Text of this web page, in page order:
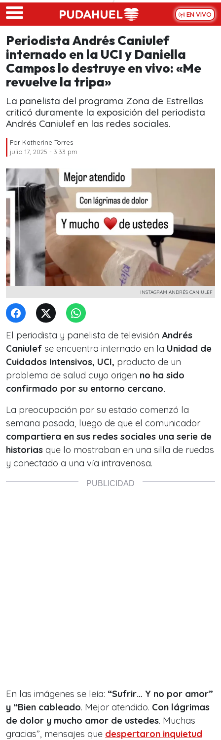
Skip to main content
EN VIVO
Periodista Andrés Caniulef
internado en la UCI y Daniella
Campos lo destruye en vivo: «Me
revuelve la tripa»
La panelista del programa Zona de Estrellas
criticó duramente la exposición del periodista
Andrés Caniulef en las redes sociales.
Por Katherine Torres
julio 17, 2025 - 3:33 pm
INSTAGRAM ANDRÉS CANIULEF
El periodista y panelista de televisión Andrés
Caniulef se encuentra internado en la Unidad de
Cuidados Intensivos, UCI, producto de un
problema de salud cuyo origen no ha sido
confirmado por su entorno cercano.
La preocupación por su estado comenzó la
semana pasada, luego de que el comunicador
compartiera en sus redes sociales una serie de
historias que lo mostraban en una silla de ruedas
y conectado a una vía intravenosa.
En las imágenes se leía: “Sufrir… Y no por amor”
y “Bien cableado. Mejor atendido. Con lágrimas
de dolor y mucho amor de ustedes. Muchas
gracias”, mensajes que despertaron inquietud